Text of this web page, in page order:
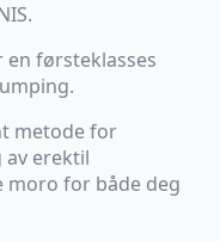
en førsteklasses
metode for
erektil
moro for både deg